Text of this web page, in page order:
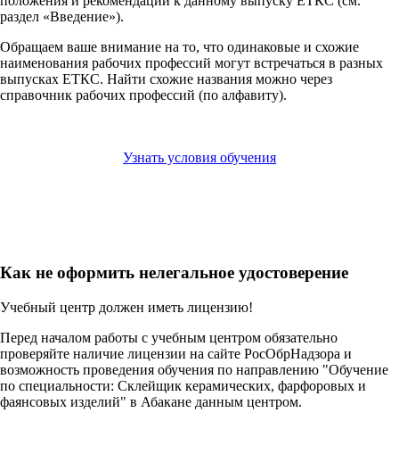
раздел «Введение»).
Обращаем ваше внимание на то, что одинаковые и схожие
наименования рабочих профессий могут встречаться в разных
выпусках ЕТКС. Найти схожие названия можно через
справочник рабочих профессий (по алфавиту).
Узнать условия обучения
Как не оформить нелегальное удостоверение
Учебный центр должен иметь лицензию!
Перед началом работы с учебным центром обязательно
проверяйте наличие лицензии на сайте РосОбрНадзора и
возможность проведения обучения по направлению "Обучение
по специальности: Склейщик керамических, фарфоровых и
фаянсовых изделий" в Абакане данным центром.